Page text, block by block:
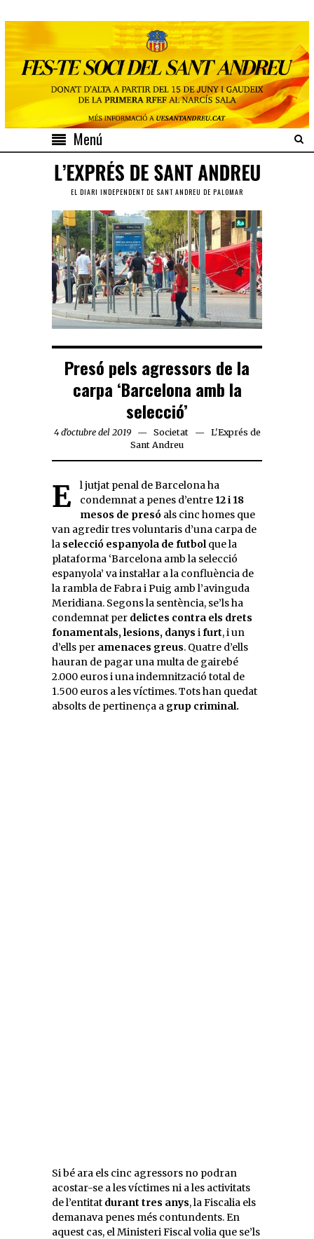
Menú
EL DIARI INDEPENDENT DE SANT ANDREU DE PALOMAR
Presó pels agressors de la
carpa ‘Barcelona amb la
selecció’
4 d'octubre del 2019 Societat
L'Exprés de
Sant Andreu
El jutjat penal de Barcelona ha condemnat a penes d’entre 12 i 18
mesos de presó als cinc homes que
van agredir tres voluntaris d’una carpa de
la selecció espanyola de futbolque la
plataforma ‘Barcelona amb la selecció
espanyola’ va instal·lar a la confluència de
la rambla de Fabra i Puig amb l’avinguda
Meridiana. Segons la sentència, se’ls ha
condemnat per delictes contra els drets
fonamentals, lesions, danys ifurt, i un
d’ells per amenaces greus. Quatre d’ells
hauran de pagar una multa de gairebé
2.000 euros i una indemnització total de
1.500 euros a les víctimes. Tots han quedat
absolts de pertinença a grup criminal.
Si bé ara els cinc agressors no podran
acostar-se a les víctimes ni a les activitats
de l’entitat durant tres anys, la Fiscalia els
demanava penes més contundents. En
aquest cas, el Ministeri Fiscal volia que se’ls